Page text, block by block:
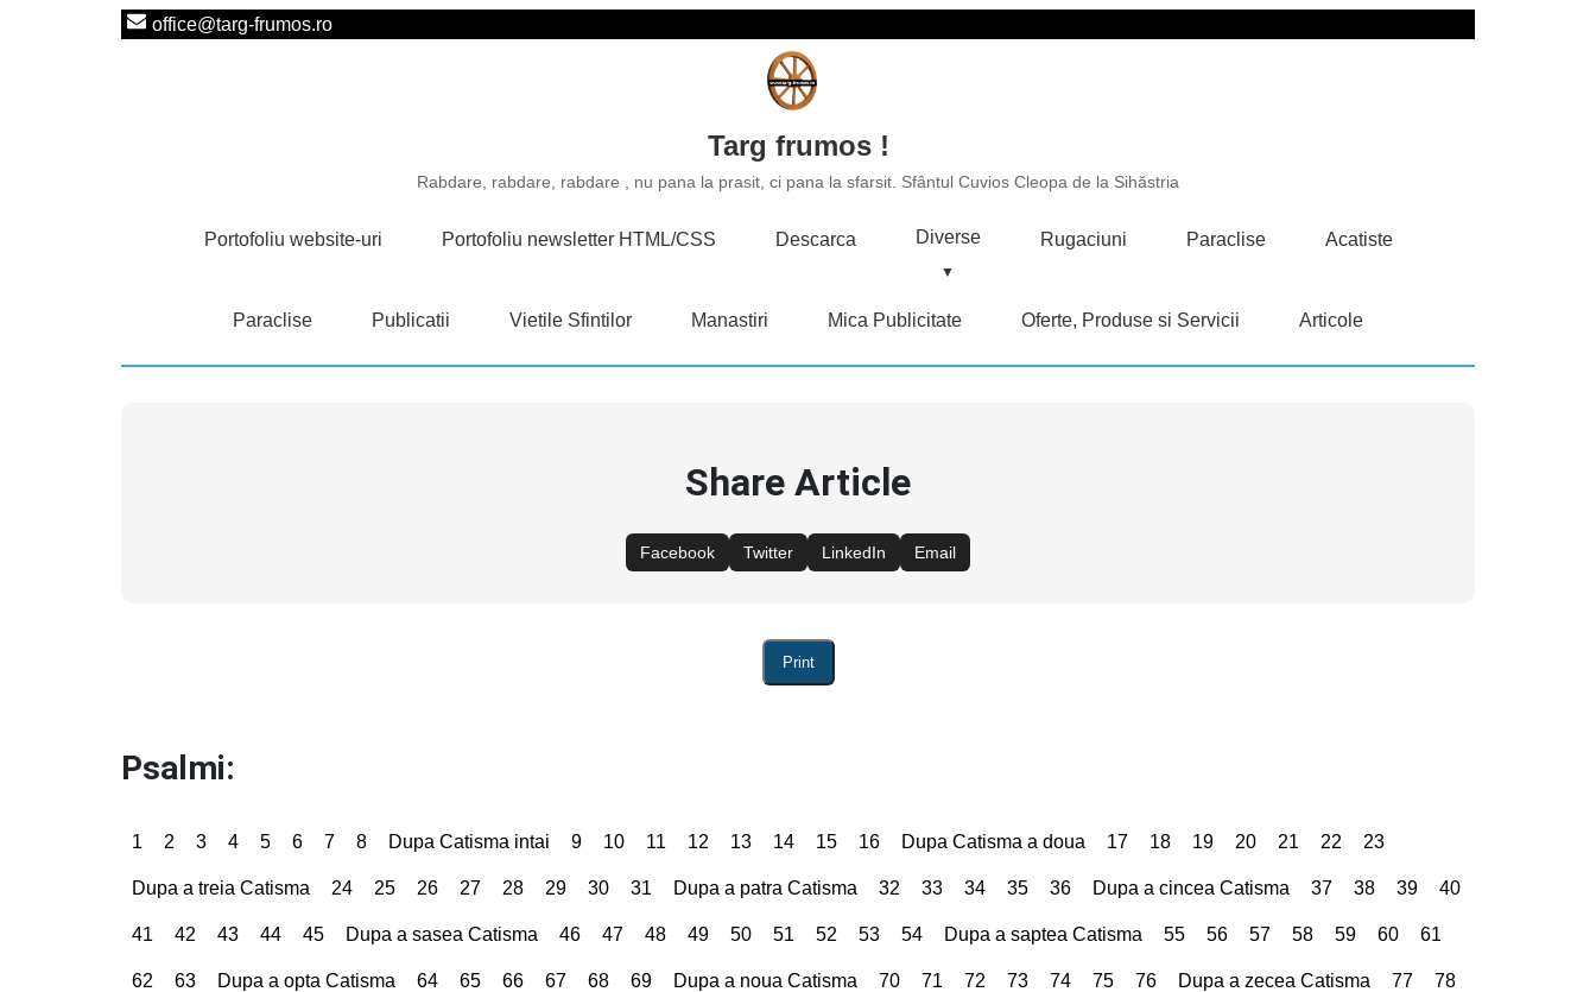
office@targ-frumos.ro
Targ frumos !
Rabdare, rabdare, rabdare , nu pana la prasit, ci pana la sfarsit. Sfântul Cuvios Cleopa de la Sihăstria
Portofoliu website-uri Portofoliu newsletter HTML/CSS Descarca Diverse Rugaciuni Paraclise Acatiste
Paraclise Publicatii Vietile Sfintilor Manastiri Mica Publicitate Oferte, Produse si Servicii Articole
Share Article
Facebook Twitter LinkedIn Email
Print
Psalmi:
1 2 3 4 5 6 7 8 Dupa Catisma intai 9 10 11 12 13 14 15 16 Dupa Catisma a doua 17 18 19 20 21 22 23
Dupa a treia Catisma 24 25 26 27 28 29 30 31 Dupa a patra Catisma 32 33 34 35 36 Dupa a cincea Catisma 37 38 39 40
41 42 43 44 45 Dupa a sasea Catisma 46 47 48 49 50 51 52 53 54 Dupa a saptea Catisma 55 56 57 58 59 60 61
62 63 Dupa a opta Catisma 64 65 66 67 68 69 Dupa a noua Catisma 70 71 72 73 74 75 76 Dupa a zecea Catisma 77 78